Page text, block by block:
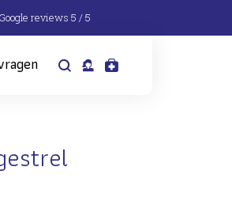
Google reviews 5 / 5